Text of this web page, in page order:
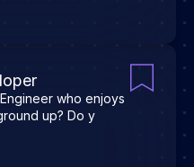
who enjoys
up? Do y